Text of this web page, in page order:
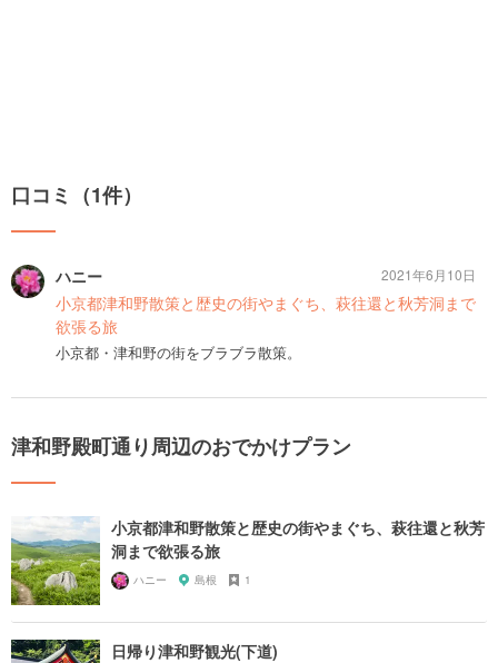
口コミ（1件）
ハニー
小京都津和野散策と歴史の街やまぐち、萩往還と秋芳洞まで
欲張る旅
小京都・津和野の街をブラブラ散策。
2021年6月10日
津和野殿町通り周辺のおでかけプラン
小京都津和野散策と歴史の街やまぐち、萩往還と秋芳
洞まで欲張る旅
ハニー 島根 1
日帰り津和野観光(下道)